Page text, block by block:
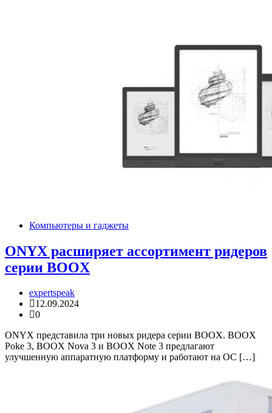
Компьютеры и гаджеты
ONYX расширяет ассортимент ридеров
серии BOOX
expertspeak
12.09.2024
0
ONYX представила три новых ридера серии BOOX. BOOX
Poke 3, BOOX Nova 3 и BOOX Note 3 предлагают
улучшенную аппаратную платформу и работают на ОС […]